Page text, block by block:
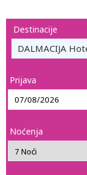
Destinacije
DALMACIJA
Prijava
Noćenja